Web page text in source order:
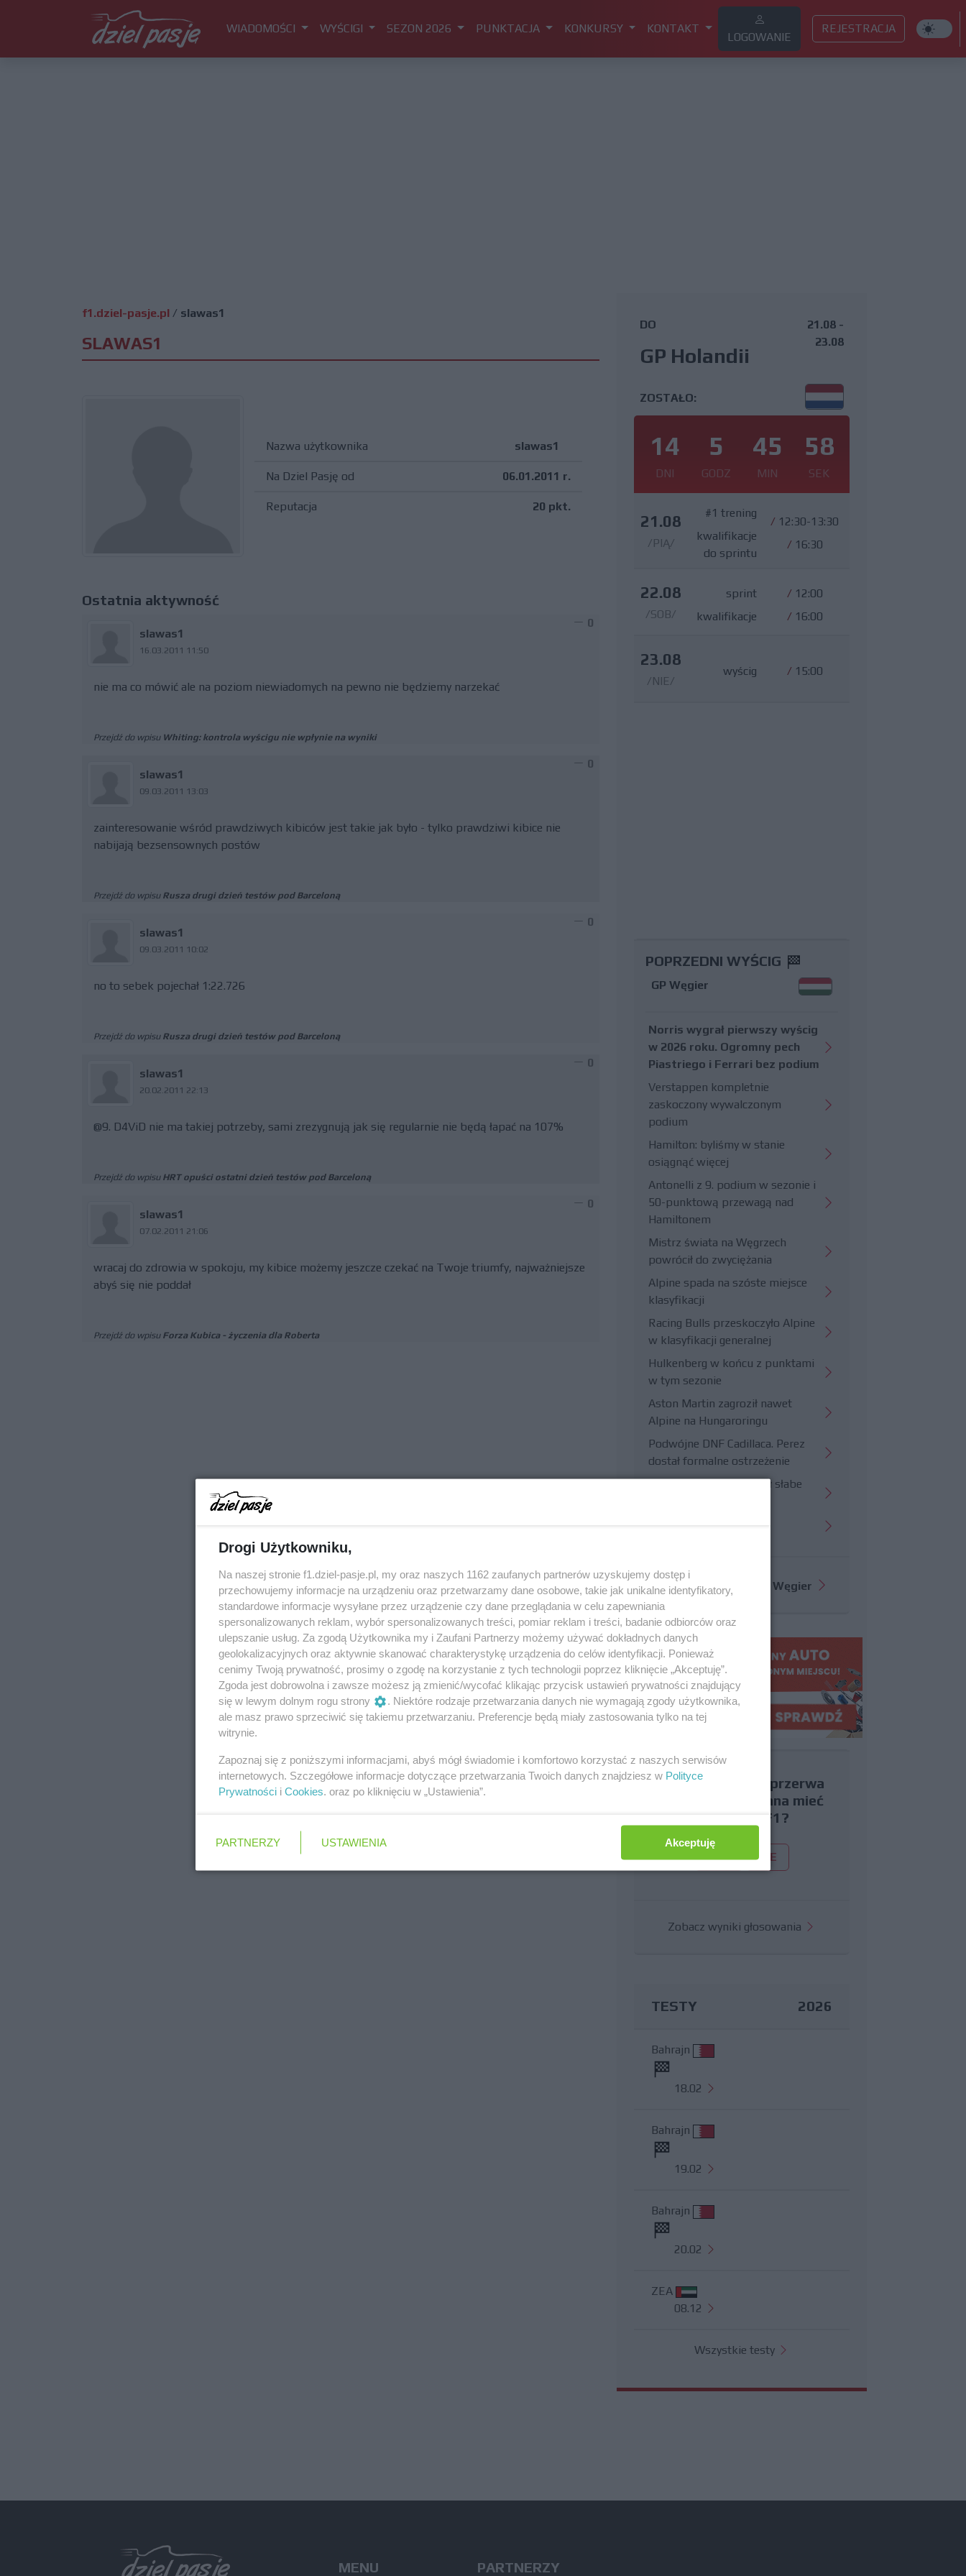
WIADOMOŚCI WYŚCIGI SEZON 2026 PUNKTACJA KONKURSY KONTAKT
LOGOWANIE
REJESTRACJA
f1.dziel-pasje.pl / slawas1
SLAWAS1
Nazwa użytkownika slawas1
Na Dziel Pasję od 06.01.2011 r.
Reputacja 20 pkt.
Ostatnia aktywność
slawas1
16.03.2011 11:50
0
nie ma co mówić ale na poziom niewiadomych na pewno nie będziemy narzekać
Przejdź do wpisu Whiting: kontrola wyścigu nie wpłynie na wyniki
slawas1
09.03.2011 13:03
0
zainteresowanie wśród prawdziwych kibiców jest takie jak było - tylko prawdziwi kibice nie
nabijają bezsensownych postów
Przejdź do wpisu Rusza drugi dzień testów pod Barceloną
slawas1
09.03.2011 10:02
0
no to sebek pojechał 1:22.726
Przejdź do wpisu Rusza drugi dzień testów pod Barceloną
slawas1
20.02.2011 22:13
0
@9. D4ViD nie ma takiej potrzeby, sami zrezygnują jak się regularnie nie będą łapać na 107%
Przejdź do wpisu HRT opuści ostatni dzień testów pod Barceloną
slawas1
07.02.2011 21:06
0
wracaj do zdrowia w spokoju, my kibice możemy jeszcze czekać na Twoje triumfy, najważniejsze
abyś się nie poddał
Przejdź do wpisu Forza Kubica - życzenia dla Roberta
DO
GP Holandii
21.08 -
23.08
ZOSTAŁO:
14
DNI
5
GODZ
45
MIN
57
SEK
21.08
/PIĄ/
#1 trening
kwalifikacje
do sprintu
/ 12:30-13:30
/ 16:30
22.08
/SOB/
sprint
kwalifikacje
/ 12:00
/ 16:00
23.08
/NIE/
wyścig / 15:00
POPRZEDNI WYŚCIG
GP Węgier
Norris wygrał pierwszy wyścig
w 2026 roku. Ogromny pech
Piastriego i Ferrari bez podium
Verstappen kompletnie
zaskoczony wywalczonym
podium
Hamilton: byliśmy w stanie
osiągnąć więcej
Antonelli z 9. podium w sezonie i
50-punktową przewagą nad
Hamiltonem
Mistrz świata na Węgrzech
powrócił do zwyciężania
Alpine spada na szóste miejsce
klasyfikacji
Racing Bulls przeskoczyło Alpine
w klasyfikacji generalnej
Hulkenberg w końcu z punktami
w tym sezonie
Aston Martin zagroził nawet
Alpine na Hungaroringu
Podwójne DNF Cadillaca. Perez
dostał formalne ostrzeżenie
Hungaroring potwierdził słabe
Więcej informacji o GP Węgier
Czy uważasz, że przerwa
wakacyjna powinna mieć
miejsce w F1?
TAK NIE
Zobacz wyniki głosowania
TESTY 2026
Bahrajn
18.02
Bahrajn
19.02
Bahrajn
20.02
ZEA
08.12
Wszystkie testy
MENU PARTNERZY
Drogi Użytkowniku,
Na naszej stronie f1.dziel-pasje.pl, my oraz naszych 1162 zaufanych partnerów uzyskujemy dostęp i
przechowujemy informacje na urządzeniu oraz przetwarzamy dane osobowe, takie jak unikalne identyfikatory,
standardowe informacje wysyłane przez urządzenie czy dane przeglądania w celu zapewniania
spersonalizowanych reklam, wybór spersonalizowanych treści, pomiar reklam i treści, badanie odbiorców oraz
ulepszanie usług. Za zgodą Użytkownika my i Zaufani Partnerzy możemy używać dokładnych danych
geolokalizacyjnych oraz aktywnie skanować charakterystykę urządzenia do celów identyfikacji. Ponieważ
cenimy Twoją prywatność, prosimy o zgodę na korzystanie z tych technologii poprzez kliknięcie „Akceptuję”.
Zgoda jest dobrowolna i zawsze możesz ją zmienić/wycofać klikając przycisk ustawień prywatności znajdujący
się w lewym dolnym rogu strony
. Niektóre rodzaje przetwarzania danych nie wymagają zgody użytkownika,
ale masz prawo sprzeciwić się takiemu przetwarzaniu. Preferencje będą miały zastosowania tylko na tej
witrynie.
Zapoznaj się z poniższymi informacjami, abyś mógł świadomie i komfortowo korzystać z naszych serwisów
internetowych. Szczegółowe informacje dotyczące przetwarzania Twoich danych znajdziesz w Polityce
Prywatności i Cookies. oraz po kliknięciu w „Ustawienia”.
PARTNERZY USTAWIENIA Akceptuję